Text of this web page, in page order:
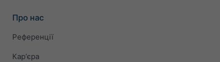
Про нас
Референції
Карʼєра